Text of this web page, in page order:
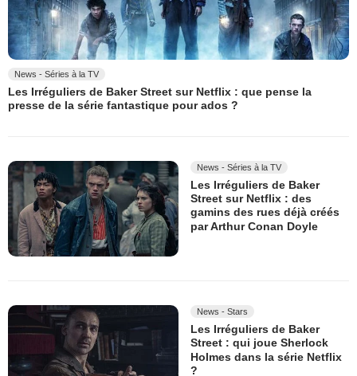
News - Séries à la TV
Les Irréguliers de Baker Street sur Netflix : que pense la
presse de la série fantastique pour ados ?
News - Séries à la TV
Les Irréguliers de Baker
Street sur Netflix : des
gamins des rues déjà créés
par Arthur Conan Doyle
News - Stars
Les Irréguliers de Baker
Street : qui joue Sherlock
Holmes dans la série Netflix
?